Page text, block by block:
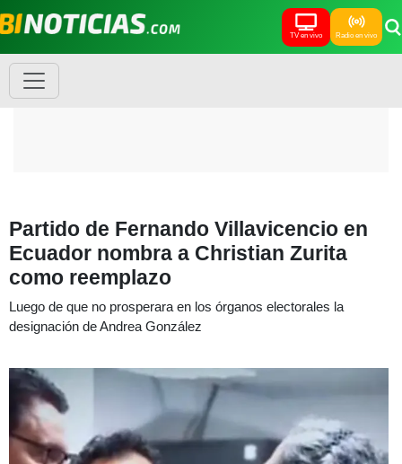
TV en vivo Radio en vivo
Partido de Fernando Villavicencio en
Ecuador nombra a Christian Zurita
como reemplazo
Luego de que no prosperara en los órganos electorales la
designación de Andrea González